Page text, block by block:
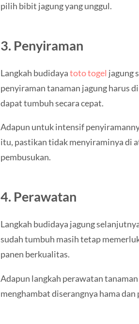
pilih bibit jagung yang unggul.
3. Penyiraman
Langkah budidayatoto togel jagung
penyiraman tanaman jagung harus
dapat tumbuh secara cepat.
Adapun untuk intensif
itu, pastikan tidak menyiraminya di
pembusukan.
4. Perawatan
Langkah budidaya jagung
sudah tumbuh masih tetap
panen berkualitas.
Adapun langkah perawatan
menghambat diserangnya hama